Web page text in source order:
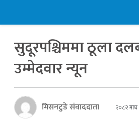
सुदूरपश्चिममा ठूला
उम्मेदवार न्यून
मिसनटुडे संवाददाता २०८२ माघ